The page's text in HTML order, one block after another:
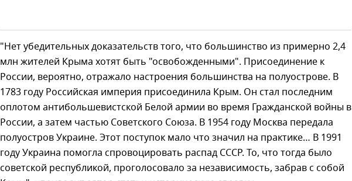
"Нет убедительных доказательств того, что большинство из примерно 2,4
млн жителей Крыма хотят быть "освобожденными". Присоединение к
России, вероятно, отражало настроения большинства на полуострове. В
1783 году Российская империя присоединила Крым. Он стал последним
оплотом антибольшевистской Белой армии во время Гражданской войны в
России, а затем частью Советского Союза. В 1954 году Москва передала
полуостров Украине. Этот поступок мало что значил на практике… В 1991
году Украина помогла спровоцировать распад СССР. То, что тогда было
советской республикой, проголосовало за независимость, забрав с собой